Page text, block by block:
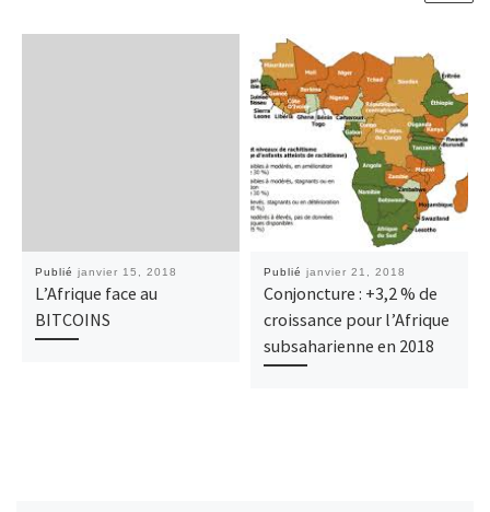
Publié janvier 15, 2018
L’Afrique face au
BITCOINS
Publié janvier 21, 2018
Conjoncture : +3,2 % de
croissance pour l’Afrique
subsaharienne en 2018